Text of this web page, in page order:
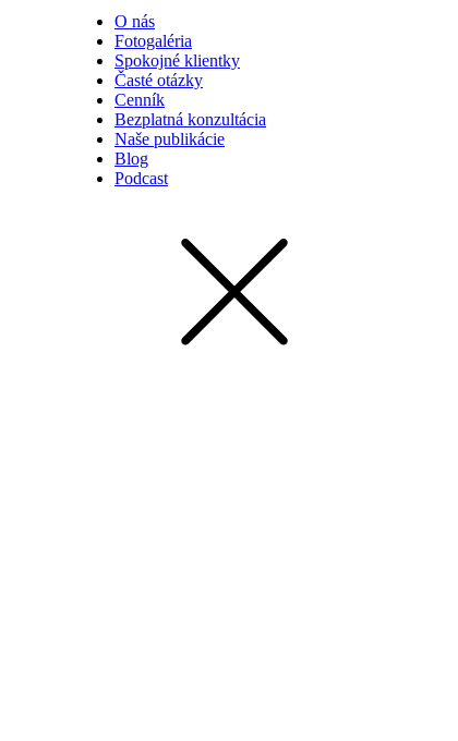
O nás
Fotogaléria
Spokojné klientky
Časté otázky
Cenník
Bezplatná konzultácia
Naše publikácie
Blog
Podcast